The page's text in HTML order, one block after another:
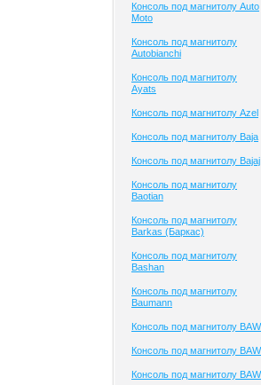
Консоль под магнитолу Auto
Moto
Консоль под магнитолу
Autobianchi
Консоль под магнитолу
Ayats
Консоль под магнитолу Azel
Консоль под магнитолу Baja
Консоль под магнитолу Bajaj
Консоль под магнитолу
Baotian
Консоль под магнитолу
Barkas (Баркас)
Консоль под магнитолу
Bashan
Консоль под магнитолу
Baumann
Консоль под магнитолу BAW
Консоль под магнитолу BAW
Консоль под магнитолу BAW